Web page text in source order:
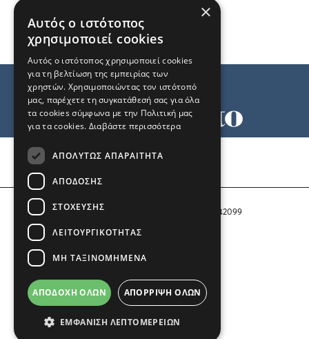
Αριθμός Πιστοποίησης Μ.Η.Τ. 242099
COPYRIGHT © 2026 Το Μανιφέστο
×
Αυτός ο ιστότοπος
χρησιμοποιεί cookies
Αυτός ο ιστότοπος χρησιμοποιεί cookies
για τη βελτίωση της εμπειρίας των
χρηστών. Χρησιμοποιώντας τον ιστότοπό
μας, παρέχετε τη συγκατάθεσή σας για όλα
τα cookies σύμφωνα με την Πολιτική μας
για τα cookies. Διαβάστε περισσότερα
ΑΠΟΛΎΤΩΣ ΑΠΑΡΑΊΤΗΤΑ
ΑΠΌΔΟΣΗΣ
ΣΤΌΧΕΥΣΗΣ
ΛΕΙΤΟΥΡΓΙΚΌΤΗΤΑΣ
ΜΗ ΤΑΞΙΝΟΜΗΜΈΝΑ
ΑΠΟΔΟΧΉ ΌΛΩΝ ΑΠΌΡΡΙΨΗ ΌΛΩΝ
ΕΜΦΆΝΙΣΗ ΛΕΠΤΟΜΕΡΕΙΏΝ